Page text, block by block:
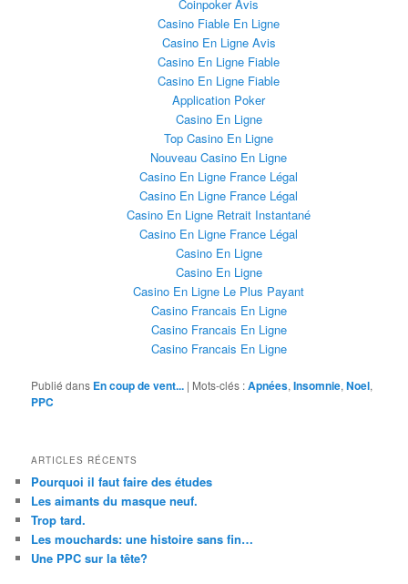
Coinpoker Avis
Casino Fiable En Ligne
Casino En Ligne Avis
Casino En Ligne Fiable
Casino En Ligne Fiable
Application Poker
Casino En Ligne
Top Casino En Ligne
Nouveau Casino En Ligne
Casino En Ligne France Légal
Casino En Ligne France Légal
Casino En Ligne Retrait Instantané
Casino En Ligne France Légal
Casino En Ligne
Casino En Ligne
Casino En Ligne Le Plus Payant
Casino Francais En Ligne
Casino Francais En Ligne
Casino Francais En Ligne
Publié dans En coup de vent... | Mots-clés :Apnées,Insomnie,Noel,
PPC
ARTICLES RÉCENTS
Pourquoi il faut faire des études
Les aimants du masque neuf.
Trop tard.
Les mouchards: une histoire sans fin…
Une PPC sur la tête?